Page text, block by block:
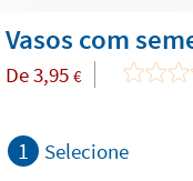
Vasos com
De3,95 €
1 Selecione